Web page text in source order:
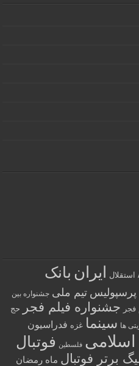
استقلال ایران بانک
پرسپولیس تیم ملی جشنواره بین
فجر جشنواره فیلم فجر
حج
ها سینما غزه فدراسیون
فلسطین فوتبال
برتر فوتبال ماه رمضان